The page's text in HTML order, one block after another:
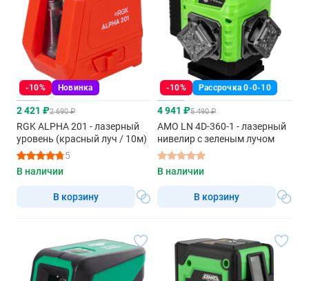
-10% Новинка
2 421 ₽2 690 ₽
RGK ALPHA 201 - лазерный
уровень (красный луч / 10м)
5
В наличии
В корзину
-10% Рассрочка 0-0-10
4 941 ₽5 490 ₽
AMO LN 4D-360-1 - лазерный
нивелир с зеленым лучом
В наличии
В корзину